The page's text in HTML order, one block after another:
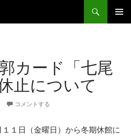
カード「七尾
止について
コメントする
１日（金曜日）から冬期休館に